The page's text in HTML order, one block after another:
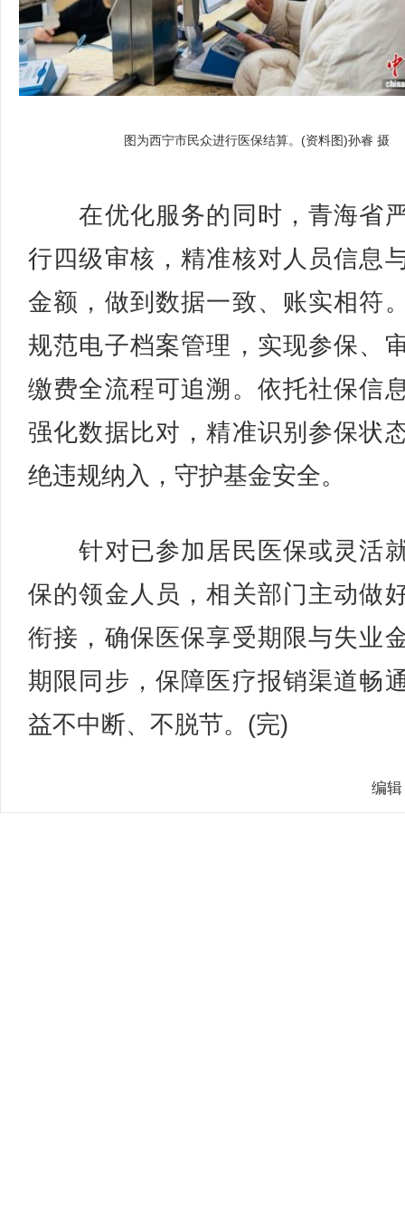
图为西宁市民众进行医保结算。(资料图)孙睿 摄
在优化服务的同时，青海省
行四级审核，精准核对人员信息
金额，做到数据一致、账实相符
规范电子档案管理，实现参保、
缴费全流程可追溯。依托社保信
强化数据比对，精准识别参保状
绝违规纳入，守护基金安全。
针对已参加居民医保或灵活
保的领金人员，相关部门主动做
衔接，确保医保享受期限与失业
期限同步，保障医疗报销渠道畅
益不中断、不脱节。(完)
编